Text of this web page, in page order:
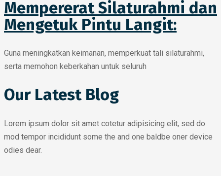
Mempererat Silaturahmi dan
Mengetuk Pintu Langit:
Guna meningkatkan keimanan, memperkuat tali silaturahmi,
serta memohon keberkahan untuk seluruh
Our Latest Blog
Lorem ipsum dolor sit amet cotetur adipisicing elit, sed do
mod tempor incididunt some the and one baldbe oner device
odies dear.